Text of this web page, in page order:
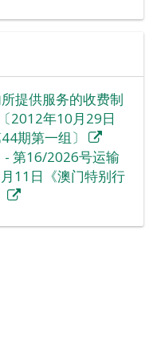
提供服务的收费制
2012年10月29日
期第一组〕
- 第16/2026号运输
11日《澳门特别行